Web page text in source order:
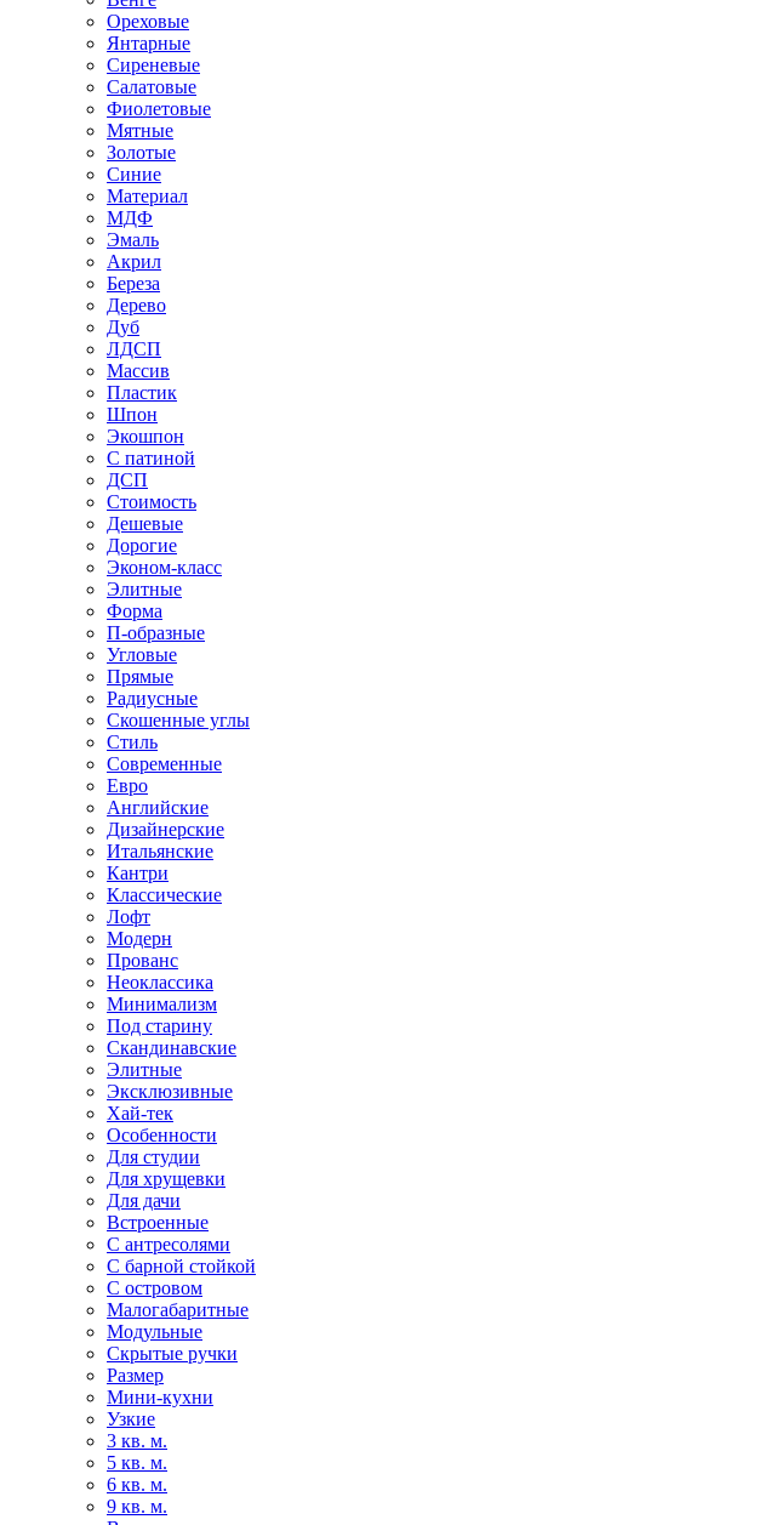
Ореховые
Янтарные
Сиреневые
Салатовые
Фиолетовые
Мятные
Золотые
Синие
Материал
МДФ
Эмаль
Акрил
Береза
Дерево
Дуб
ЛДСП
Массив
Пластик
Шпон
Экошпон
С патиной
ДСП
Стоимость
Дешевые
Дорогие
Эконом-класс
Элитные
Форма
П-образные
Угловые
Прямые
Радиусные
Скошенные углы
Стиль
Современные
Евро
Английские
Дизайнерские
Итальянские
Кантри
Классические
Лофт
Модерн
Прованс
Неоклассика
Минимализм
Под старину
Скандинавские
Элитные
Эксклюзивные
Хай-тек
Особенности
Для студии
Для хрущевки
Для дачи
Встроенные
С антресолями
С барной стойкой
С островом
Малогабаритные
Модульные
Скрытые ручки
Размер
Мини-кухни
Узкие
3 кв. м.
5 кв. м.
6 кв. м.
9 кв. м.